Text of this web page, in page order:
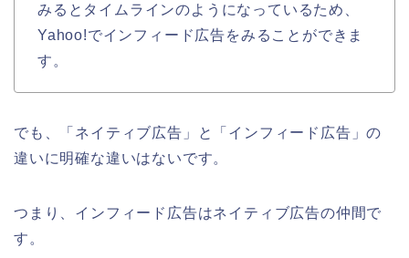
みるとタイムラインのようになっているため、
Yahoo!でインフィード広告をみることができま
す。
でも、「ネイティブ広告」と「インフィード広告」の
違いに明確な違いはないです。
つまり、インフィード広告はネイティブ広告の仲間で
す。